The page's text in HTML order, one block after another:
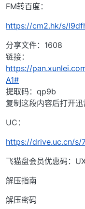
FM转百度：
https://cm2.hk/s/
分享文件：1608
链接：
https://
A1#
提取码：qp9b
复制这段内容后打开
UC：
https://drive.uc.cn/s/
飞猫盘会员优惠码：
解压指南
解压密码